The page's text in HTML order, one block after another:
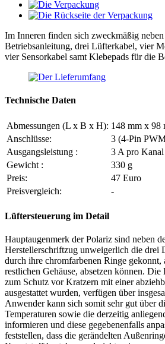
Im Inneren finden sich zweckmäßig
Betriebsanleitung, drei Lüfterkabel, vier
vier Sensorkabel samt Klebepads für die
Technische Daten
Abmessungen (L x B x H): 148 mm x 98
Anschlüsse:
3 (4-Pin
Ausgangsleistung :
3 A pro Kanal
Gewicht :
330 g
Preis:
47 Euro
Preisvergleich:
-
Lüftersteuerung im Detail
Hauptaugenmerk der Polariz sind neben
Herstellerschriftzug unweigerlich die drei
durch ihre chromfarbenen Ringe gekonnt,
restlichen Gehäuse, absetzen können.
zum Schutz vor Kratzern mit einer
ausgestattet wurden, verfügen über
Anwender kann sich somit sehr gut über
Temperaturen sowie die derzeitig
informieren und diese gegebenenfalls
feststellen, dass die gerändelten